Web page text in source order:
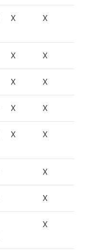
X X
X X
X X
X X
X X
X
X
X